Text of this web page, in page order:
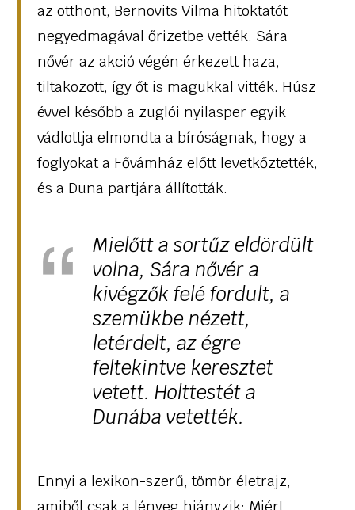
az otthont, Bernovits Vilma hitoktatót
negyedmagával őrizetbe vették. Sára
nővér az akció végén érkezett haza,
tiltakozott, így őt is magukkal vitték. Húsz
évvel később a zuglói nyilasper egyik
vádlottja elmondta a bíróságnak, hogy a
foglyokat a Fővámház előtt levetkőztették,
és a Duna partjára állították.
Mielőtt a sortűz eldördült
volna, Sára nővér a
kivégzők felé fordult, a
szemükbe nézett,
letérdelt, az égre
feltekintve keresztet
vetett. Holttestét a
Dunába vetették.
Ennyi a lexikon-szerű, tömör életrajz,
amiből csak a lényeg hiányzik: Miért